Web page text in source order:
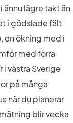
lägre takt än
i gödslade fält
en ökning med i
med förra
i västra Sverige
på många
när du planerar
blir vecka